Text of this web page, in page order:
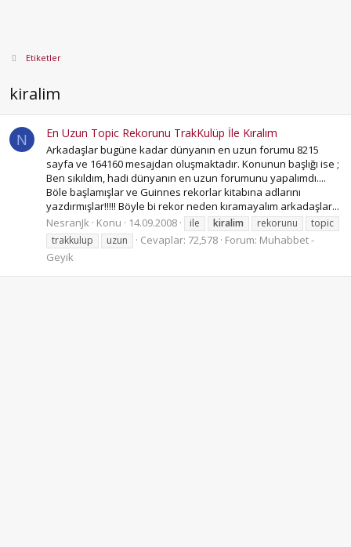
Etiketler
kiralim
N En Uzun Topic Rekorunu TrakKulüp İle Kıralım
Arkadaşlar bugüne kadar dünyanın en uzun forumu 8215
sayfa ve 164160 mesajdan oluşmaktadır. Konunun başlığı ise ;
Ben sıkıldım, hadi dünyanın en uzun forumunu yapalımdı....
Böle başlamışlar ve Guinnes rekorlar kitabına adlarını
yazdırmışlar!!!!! Böyle bi rekor neden kıramayalım arkadaşlar...
NesranJk
Konu 14.09.2008 ile kiralim rekorunu
topic
trakkulup
uzun Cevaplar: 72,578 Forum: Muhabbet -
Geyik